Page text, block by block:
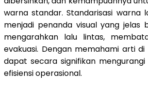
warna standar. Standarisasi warna
menjadi penanda visual yang jelas
mengarahkan lalu lintas,
evakuasi. Dengan memahami arti
dapat secara signifikan
efisiensi operasional.